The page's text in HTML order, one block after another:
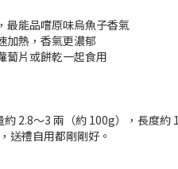
最能品嚐原味烏魚子香氣
加熱，香氣更濃郁
蔔片或餅乾一起食用
2.8～3 兩（約 100g），長度約
送禮自用都剛剛好。